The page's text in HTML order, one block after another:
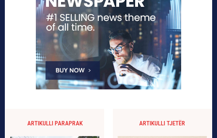
ARTIKULLI PARAPRAK ARTIKULLI TJETËR